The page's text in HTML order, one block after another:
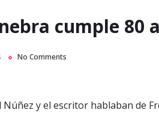
u
cumple 80
No Comments
Núñez y el escritor hablaban de